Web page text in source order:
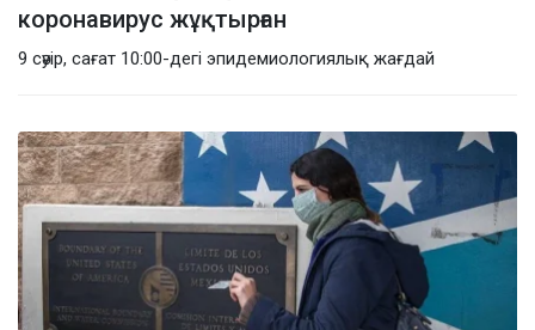
коронавирус жұқтырған
9 сәуір, сағат 10:00-дегі эпидемиологиялық жағдай